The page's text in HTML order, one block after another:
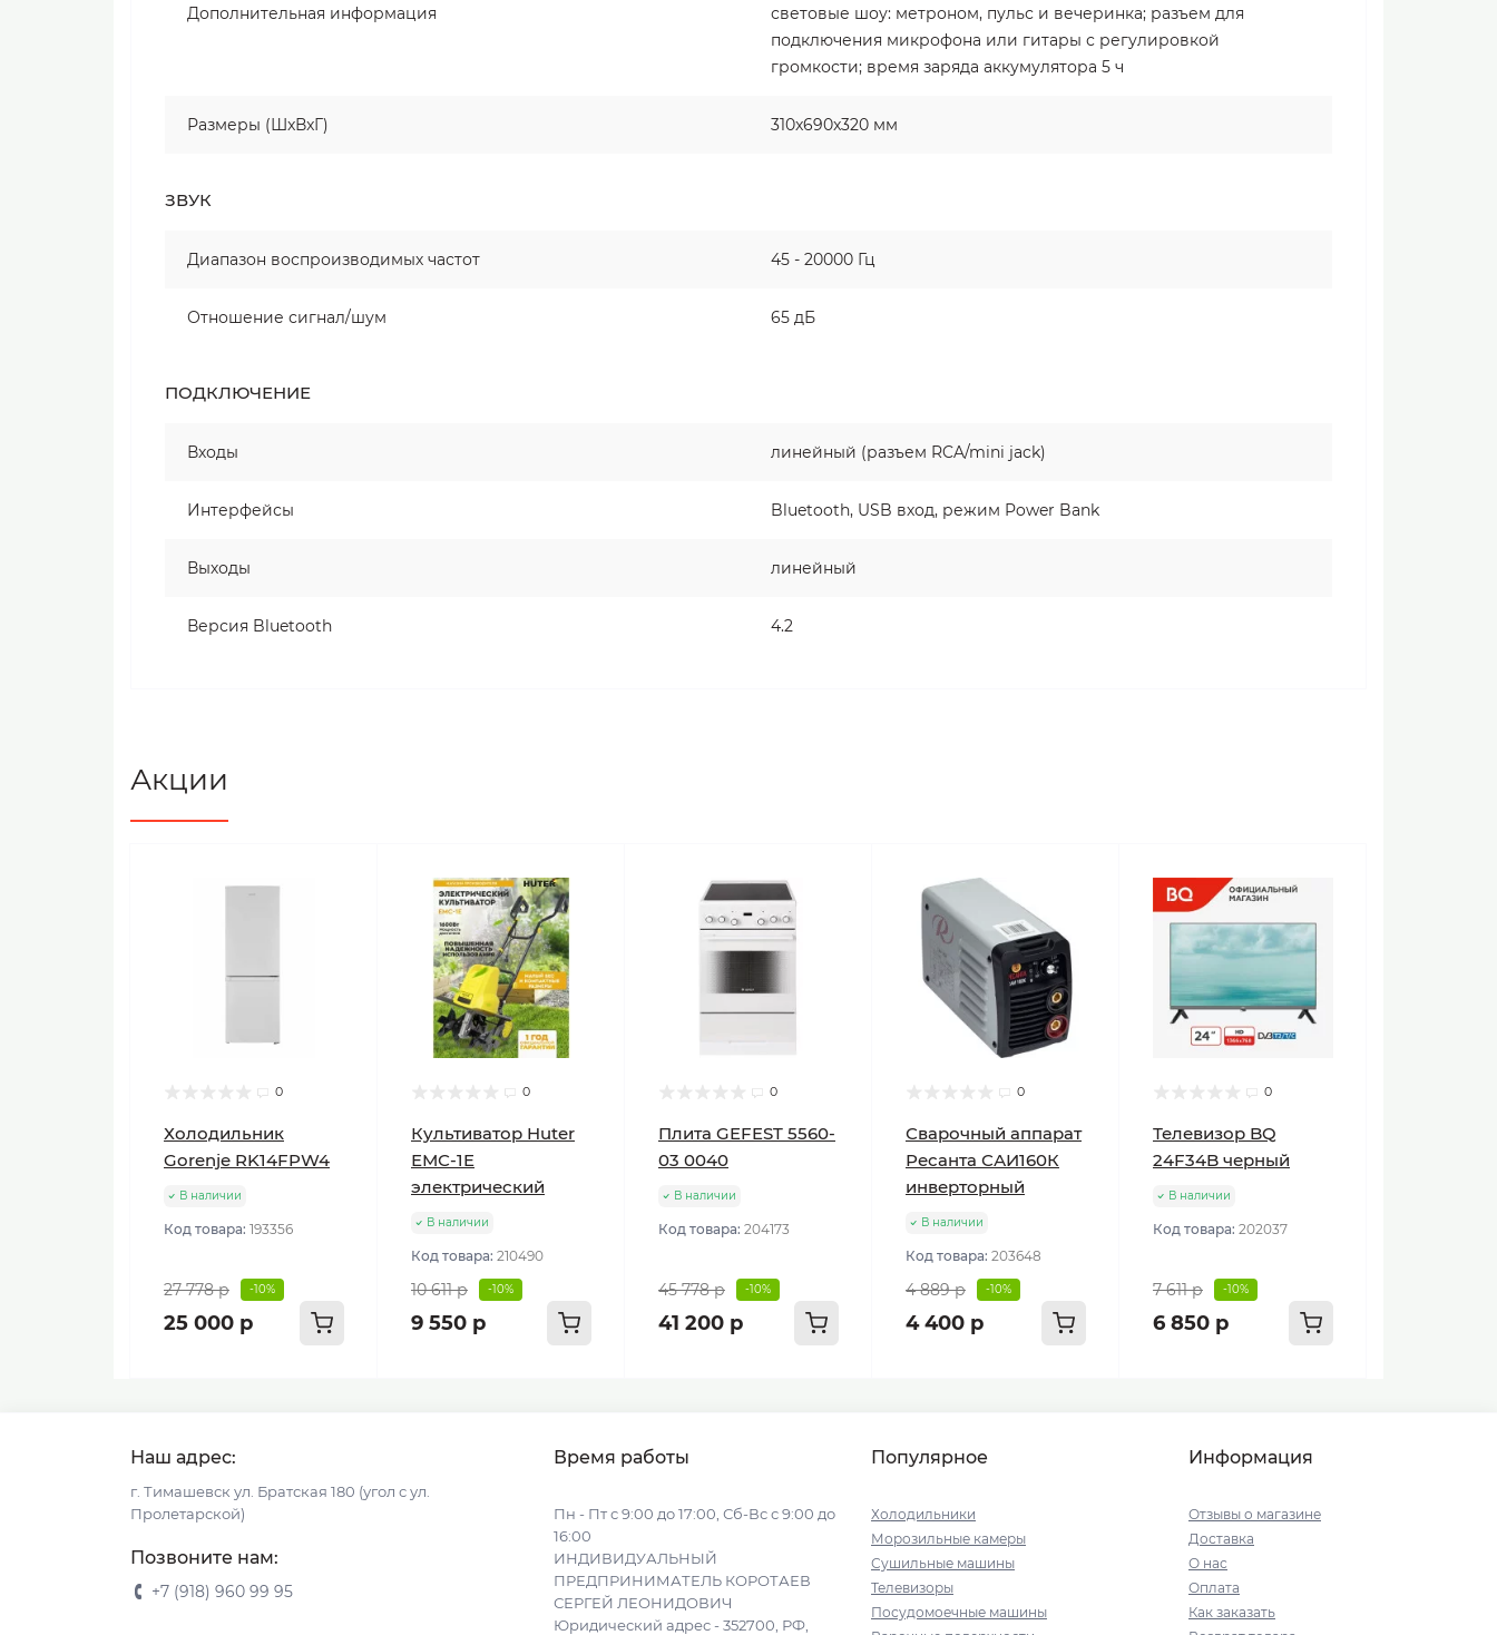
Дополнительная информация
световые шоу: метроном, пульс и вечеринка; разъем для
подключения микрофона или гитары с регулировкой
громкости; время заряда аккумулятора 5 ч
Размеры (ШxВxГ) 310x690x320 мм
ЗВУК
Диапазон воспроизводимых частот 45 - 20000 Гц
Отношение сигнал/шум 65 дБ
ПОДКЛЮЧЕНИЕ
Входы линейный (разъем RCA/mini jack)
Интерфейсы Bluetooth, USB вход, режим Power Bank
Выходы линейный
Версия Bluetooth 4.2
Акции
0
Холодильник
Gorenje RK14FPW4
В наличии
Код товара: 193356
27 778 р -10%
25 000 р
0
Культиватор Huter
ЕМС-1E
электрический
В наличии
Код товара: 210490
10 611 р -10%
9 550 р
0
Плита GEFEST 5560-
03 0040
В наличии
Код товара: 204173
45 778 р -10%
41 200 р
0
Сварочный аппарат
Ресанта САИ160К
инверторный
В наличии
Код товара: 203648
4 889 р -10%
4 400 р
0
Телевизор BQ
24F34B черный
В наличии
Код товара: 202037
7 611 р -10%
6 850 р
Наш адрес:
г. Тимашевск ул. Братская 180 (угол с ул.
Пролетарской)
Позвоните нам:
+7 (918) 960 99 95
Время работы
Пн - Пт с 9:00 до 17:00, Сб-Вс с 9:00 до
16:00
ИНДИВИДУАЛЬНЫЙ
ПРЕДПРИНИМАТЕЛЬ КОРОТАЕВ
СЕРГЕЙ ЛЕОНИДОВИЧ
Юридический адрес - 352700, РФ,
Популярное
Холодильники
Морозильные камеры
Сушильные машины
Телевизоры
Посудомоечные машины
Информация
Отзывы о магазине
Доставка
О нас
Оплата
Как заказать